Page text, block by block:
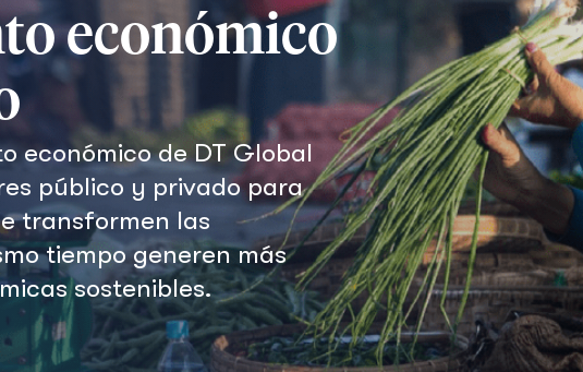
económico
económico de DT Global
público y privado para
transformen las
tiempo generen más
sostenibles.